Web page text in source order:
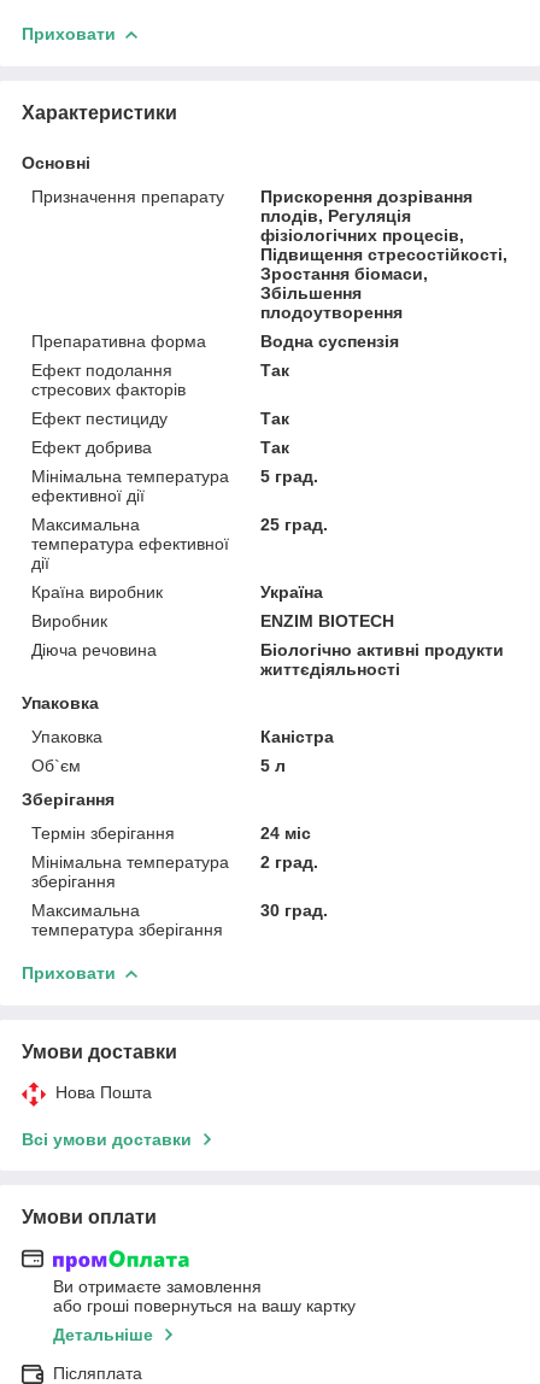
Приховати
Характеристики
Основні
Призначення препарату
Прискорення дозрівання
плодів, Регуляція
фізіологічних процесів,
Підвищення стресостійкості,
Зростання біомаси,
Збільшення
плодоутворення
Препаративна форма
Водна суспензія
Ефект подолання
стресових факторів
Так
Ефект пестициду
Так
Ефект добрива
Так
Мінімальна температура
ефективної дії
5 град.
Максимальна
температура ефективної
дії
25 град.
Країна виробник
Україна
Виробник
ENZIM BIOTECH
Діюча речовина
Біологічно активні продукти
життєдіяльності
Упаковка
Упаковка
Каністра
Об`єм
5 л
Зберігання
Термін зберігання
24 міс
Мінімальна температура
зберігання
2 град.
Максимальна
температура зберігання
30 град.
Приховати
Умови доставки
Нова Пошта
Всі умови доставки
Умови оплати
Ви отримаєте замовлення
або гроші повернуться на вашу картку
Детальніше
Післяплата